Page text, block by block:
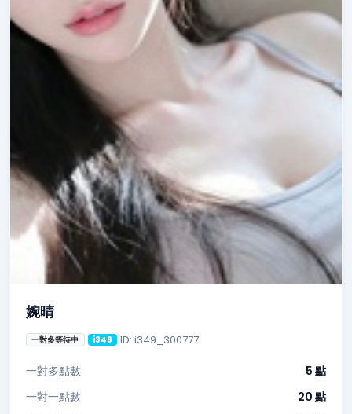
婉晴
一對多等待中 i349 ID: i349_300777
一對多點數
5 點
一對一點數
20 點